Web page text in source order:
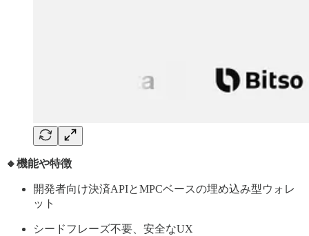
🔸機能や特徴
開発者向け決済APIとMPCベースの埋め込み型ウォレ
ット
シードフレーズ不要、安全なUX